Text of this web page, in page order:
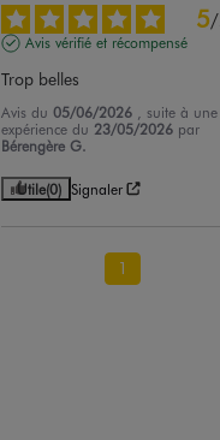
5/
Avis vérifié et récompensé
Trop belles
Avis du05/06/2026
, suite à une
expérience du 23/05/2026 par
Bérengère G.
Utile(0) Signaler
1